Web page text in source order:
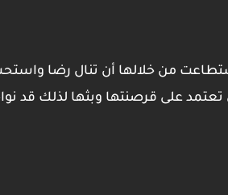
من خلالها أن تنال رضا
تعتمد على قرصنتها وبثها لذلك قد